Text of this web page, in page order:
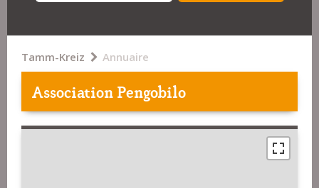
Tamm-Kreiz Annuaire
Association Pengobilo